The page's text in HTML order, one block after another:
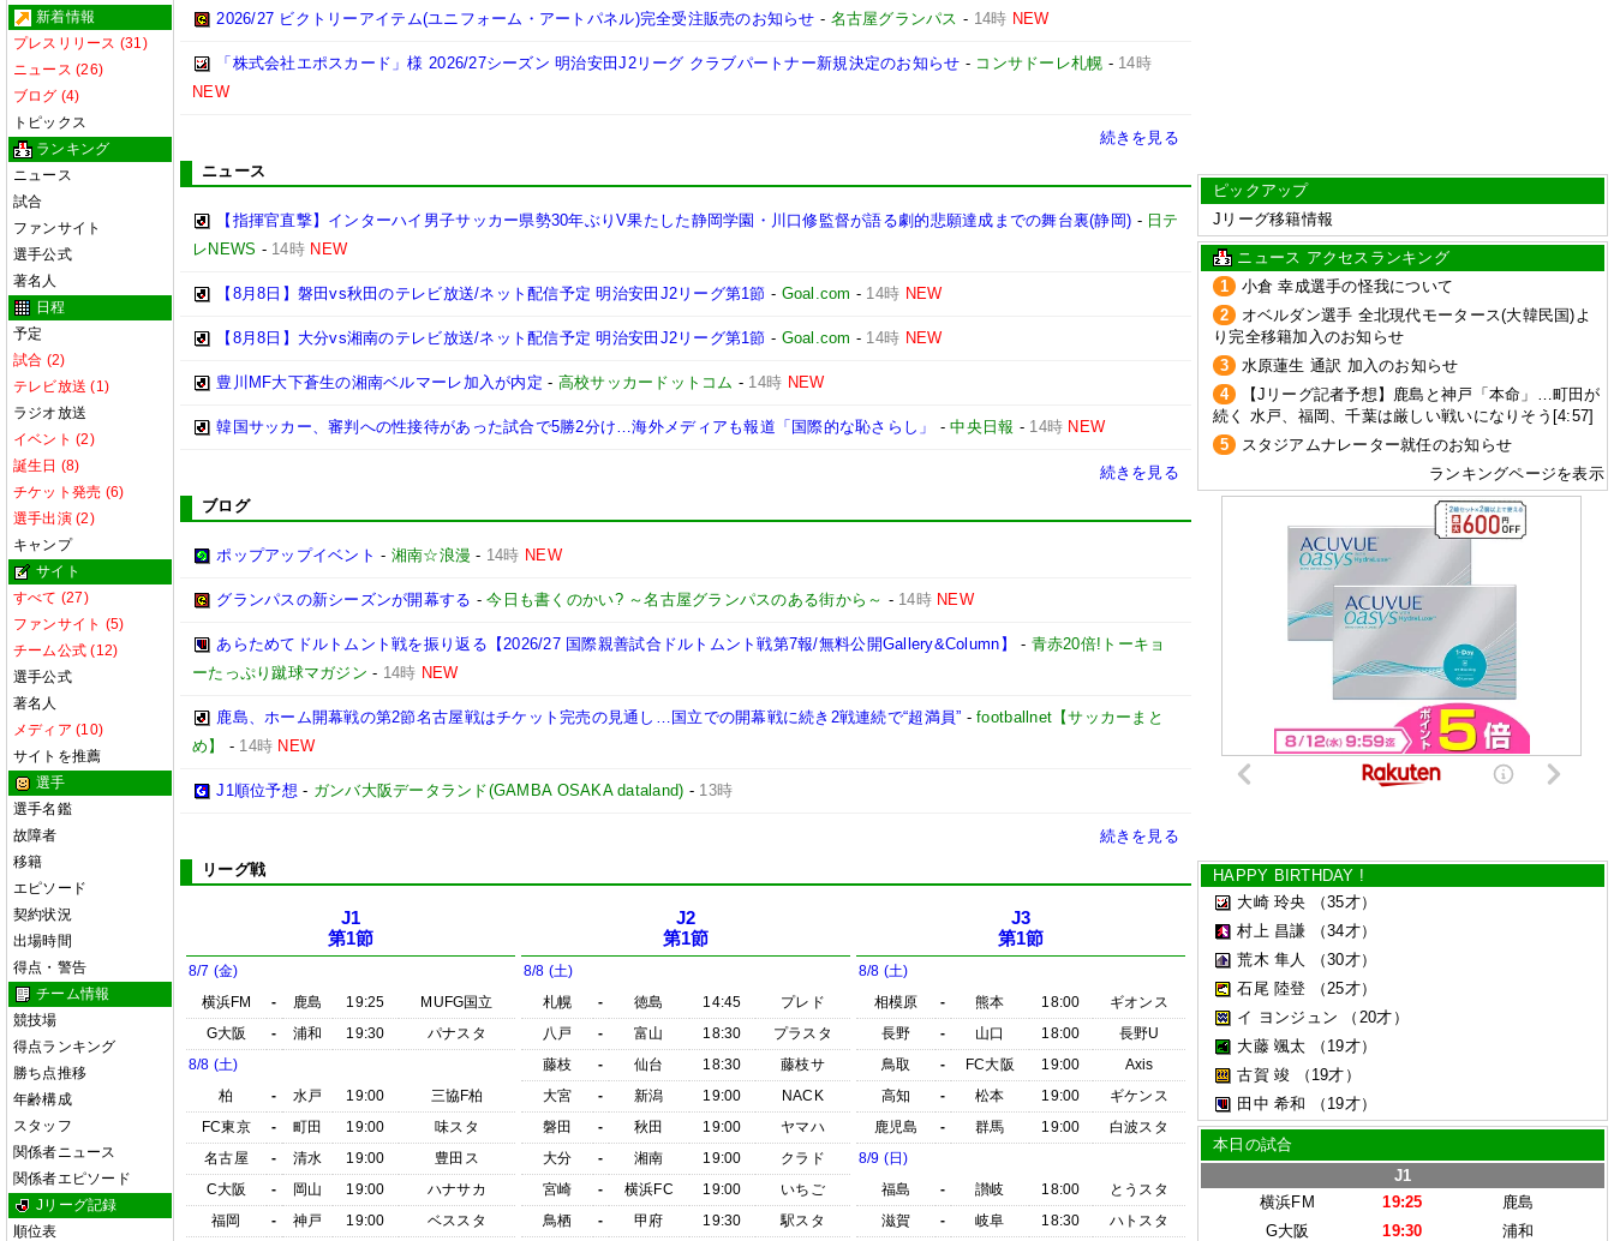
新着情報
プレスリリース (31)
ニュース (26)
ブログ (4)
トピックス
ランキング
ニュース
試合
ファンサイト
選手公式
著名人
日程
予定
試合 (2)
テレビ放送 (1)
ラジオ放送
イベント (2)
誕生日 (8)
チケット発売 (6)
選手出演 (2)
キャンプ
サイト
すべて (27)
ファンサイト (5)
チーム公式 (12)
選手公式
著名人
メディア (10)
サイトを推薦
選手
選手名鑑
故障者
移籍
エピソード
契約状況
出場時間
得点・警告
チーム情報
競技場
得点ランキング
勝ち点推移
年齢構成
スタッフ
関係者ニュース
関係者エピソード
Jリーグ記録
順位表
2026/27 ビクトリーアイテム(ユニフォーム・アートパネル)完全受注販売のお知らせ - 名古屋グランパス - 14時 NEW
「株式会社エポスカード」様 2026/27シーズン 明治安田J2リーグ クラブパートナー新規決定のお知らせ - コンサドーレ札幌 - 14時
NEW
続きを見る
ニュース
【指揮官直撃】インターハイ男子サッカー県勢30年ぶりV果たした静岡学園・川口修監督が語る劇的悲願達成までの舞台裏(静岡) - 日テ
レNEWS - 14時 NEW
【8月8日】磐田vs秋田のテレビ放送/ネット配信予定 明治安田J2リーグ第1節 - Goal.com - 14時 NEW
【8月8日】大分vs湘南のテレビ放送/ネット配信予定 明治安田J2リーグ第1節 - Goal.com - 14時 NEW
豊川MF大下蒼生の湘南ベルマーレ加入が内定 - 高校サッカードットコム - 14時 NEW
韓国サッカー、審判への性接待があった試合で5勝2分け…海外メディアも報道「国際的な恥さらし」 -中央日報 - 14時 NEW
続きを見る
ブログ
ポップアップイベント - 湘南☆浪漫 - 14時 NEW
グランパスの新シーズンが開幕する -今日も書くのかい? ～名古屋グランパスのある街から～ - 14時 NEW
あらためてドルトムント戦を振り返る【2026/27 国際親善試合ドルトムント戦第7報/無料公開Gallery&Column】 - 青赤20倍!トーキョ
ーたっぷり蹴球マガジン - 14時 NEW
鹿島、ホーム開幕戦の第2節名古屋戦はチケット完売の見通し…国立での開幕戦に続き2戦連続で“超満員” -footballnet【サッカーまと
め】
- 14時 NEW
J1順位予想 - ガンバ大阪データランド(GAMBA OSAKA dataland) - 13時
続きを見る
リーグ戦
J1
第1節
8/7 (金)
横浜FM
- 鹿島 19:25
MUFG国立
G大阪
- 浦和 19:30
パナスタ
8/8 (土)
柏
- 水戸 19:00
三協F柏
FC東京
- 町田 19:00
味スタ
名古屋
- 清水 19:00
豊田ス
C大阪
- 岡山 19:00
ハナサカ
福岡
- 神戸 19:00
ベススタ
J2
第1節
8/8 (土)
札幌
- 徳島 14:45
プレド
八戸
- 富山 18:30
プラスタ
藤枝
- 仙台 18:30
藤枝サ
大宮
- 新潟 19:00
NACK
磐田
- 秋田 19:00
ヤマハ
大分
- 湘南 19:00
クラド
宮崎
- 横浜FC 19:00
いちご
鳥栖
- 甲府 19:30
駅スタ
J3
第1節
8/8 (土)
相模原
- 熊本 18:00
ギオンス
長野
- 山口 18:00
長野U
鳥取
- FC大阪 19:00
Axis
高知
- 松本 19:00
ギケンス
鹿児島
- 群馬 19:00
白波スタ
8/9 (日)
福島
- 讃岐 18:00
とうスタ
滋賀
- 岐阜 18:30
ハトスタ
ピックアップ
Jリーグ移籍情報
ニュース アクセスランキング
1
小倉 幸成選手の怪我について
2
オベルダン選手 全北現代モータース(大韓民国)よ
り完全移籍加入のお知らせ
3
水原蓮生 通訳 加入のお知らせ
4
【Jリーグ記者予想】鹿島と神戸「本命」…町田が
続く 水戸、福岡、千葉は厳しい戦いになりそう[4:57]
5
スタジアムナレーター就任のお知らせ
ランキングページを表示
HAPPY BIRTHDAY !
大崎 玲央
（35才）
村上 昌謙
（34才）
荒木 隼人
（30才）
石尾 陸登
（25才）
イ ヨンジュン
（20才）
大藤 颯太
（19才）
古賀 竣
（19才）
田中 希和
（19才）
本日の試合
J1
横浜FM
19:25
鹿島
G大阪
19:30 浦和